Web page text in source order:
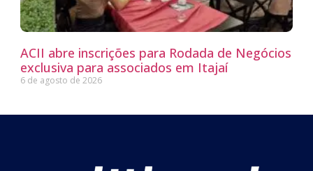
ACII abre inscrições para Rodada de Negócios
exclusiva para associados em Itajaí
6 de agosto de 2026